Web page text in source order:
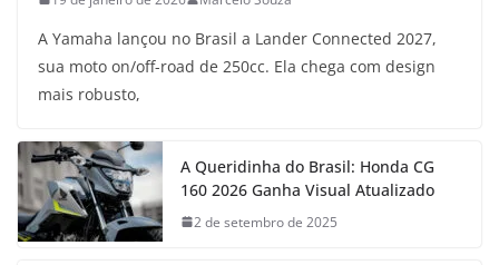
A Yamaha lançou no Brasil a Lander Connected 2027,
sua moto on/off-road de 250cc. Ela chega com design
mais robusto,
A Queridinha do Brasil: Honda CG
160 2026 Ganha Visual Atualizado
2 de setembro de 2025